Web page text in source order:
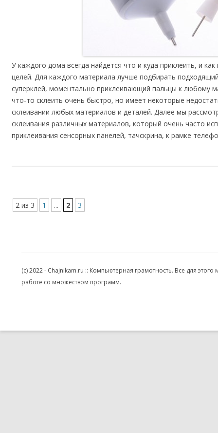
У каждого дома всегда найдется что и куда приклеить, и
целей. Для каждого материала лучше подбирать
суперклей, моментально приклеивающий пальцы к любому
что-то склеить очень быстро, но имеет некоторые
склеивании любых материалов и деталей. Далее мы
склеивания различных материалов, который очень часто
приклеивания сенсорных панелей, тачскрина, к рамке
2 из 3 1 ... 2 3
(c) 2022 - Chajnikam.ru :: Компьютерная грамотность. Все для
работе со множеством программ.